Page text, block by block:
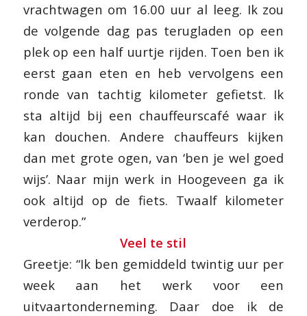
vrachtwagen om 16.00 uur al leeg. Ik zou
de volgende dag pas terugladen op een
plek op een half uurtje rijden. Toen ben ik
eerst gaan eten en heb vervolgens een
ronde van tachtig kilometer gefietst. Ik
sta altijd bij een chauffeurscafé waar ik
kan douchen. Andere chauffeurs kijken
dan met grote ogen, van ‘ben je wel goed
wijs’. Naar mijn werk in Hoogeveen ga ik
ook altijd op de fiets. Twaalf kilometer
verderop.”
Veel te stil
Greetje: “Ik ben gemiddeld twintig uur per
week aan het werk voor een
uitvaartonderneming. Daar doe ik de